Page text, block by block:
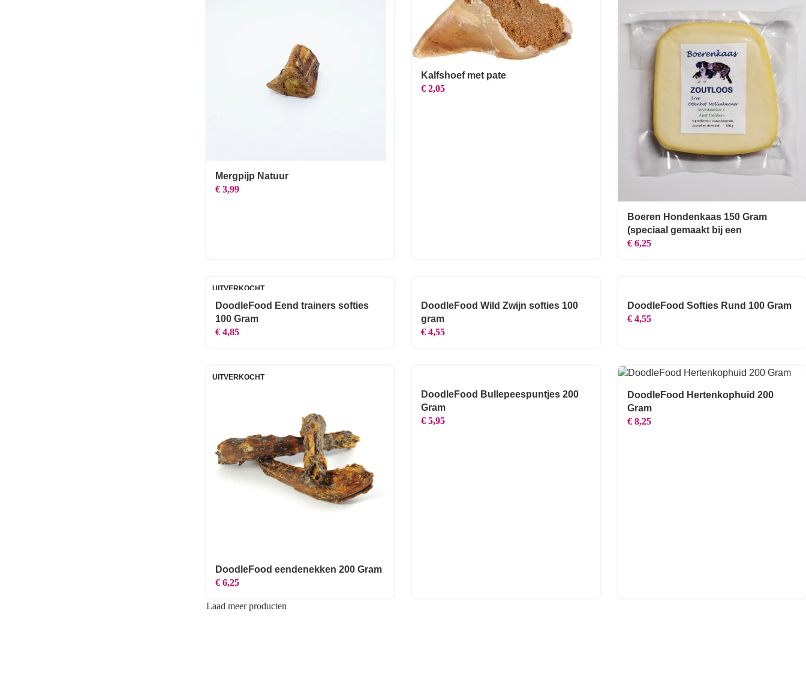
Mergpijp Natuur
€3,99
Kalfshoef met pate
€ 2,05
Boeren Hondenkaas 150 Gram
(speciaal gemaakt bij een
kaasboerderij)
€6,25
UITVERKOCHT
DoodleFood Eend trainers softies
100 Gram
€4,85
DoodleFood Wild Zwijn softies 100
gram
€ 4,55
DoodleFood Softies Rund 100 Gram
€4,55
UITVERKOCHT
DoodleFood eendenekken 200 Gram
€6,25
DoodleFood Bullepeespuntjes 200
Gram
€ 5,95
DoodleFood Hertenkophuid 200
Gram
€8,25
Laad meer producten